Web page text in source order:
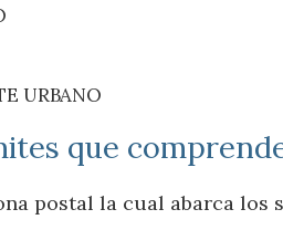
URBANO
que
postal la cual abarca